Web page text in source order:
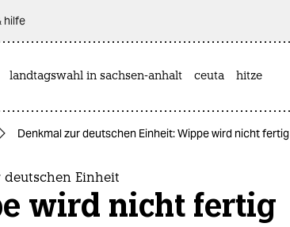
hilfe
landtagswahl in sachsen-anhalt ceuta hitze
Denkmal zur deutschen Einheit: Wippe wird nicht fertig
deutschen Einheit
wird nicht fertig